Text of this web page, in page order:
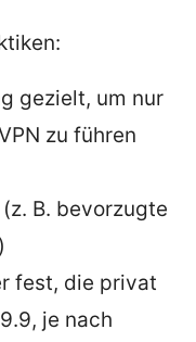
gezielt, um nur
zu führen
B. bevorzugte
fest, die privat
je nach